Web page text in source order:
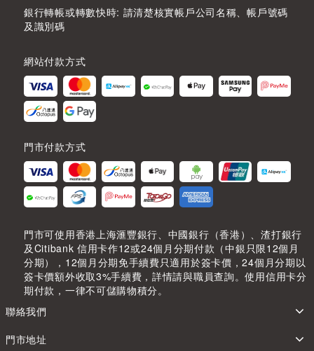
銀行轉帳或轉數快時: 請清楚核實帳戶公司名稱、帳戶號碼
及識別碼
網站付款方式
門市付款方式
門市可使用香港上海滙豐銀行、中國銀行（香港）、渣打銀行
及Citibank 信用卡作12或24個月分期付款（中銀只限12個月
分期），12個月分期免手續費只適用於簽卡價，24個月分期以
簽卡價額外收取3%手續費，詳情請與職員查詢。使用信用卡分
期付款，一律不可儲購物積分。
聯絡我們
門市地址